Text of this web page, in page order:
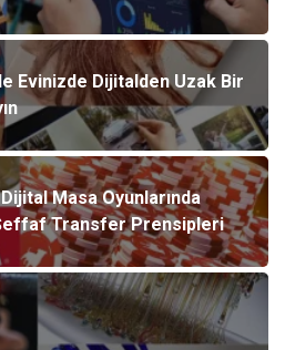
Evinizde Dijitalden Uzak Bir
Masa Oyunlarında
Transfer Prensipleri